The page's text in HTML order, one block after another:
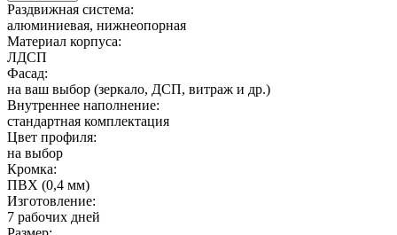
Раздвижная система:
алюминиевая, нижнеопорная
Материал корпуса:
ЛДСП
Фасад:
на ваш выбор (зеркало, ДСП, витраж и др.)
Внутреннее наполнение:
стандартная комплектация
Цвет профиля:
на выбор
Кромка:
ПВХ (0,4 мм)
Изготовление:
7 рабочих дней